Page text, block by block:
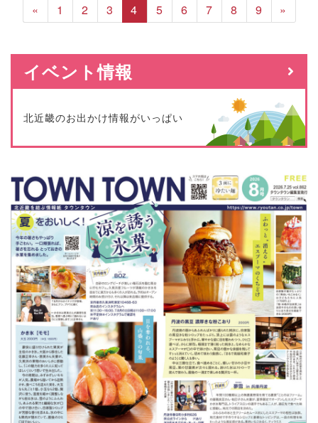
« 1 2 3 4 5 6 7 8 9 »
イベント情報
北近畿のお出かけ情報がいっぱい